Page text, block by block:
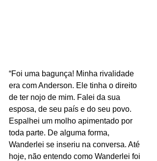
“Foi uma bagunça! Minha rivalidade
era com Anderson. Ele tinha o direito
de ter nojo de mim. Falei da sua
esposa, de seu país e do seu povo.
Espalhei um molho apimentado por
toda parte. De alguma forma,
Wanderlei se inseriu na conversa. Até
hoje, não entendo como Wanderlei foi